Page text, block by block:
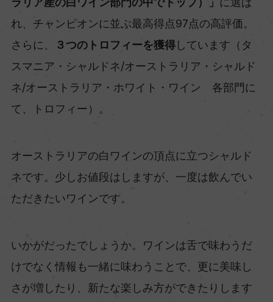
れ、チャンピオンに並ぶ最高得点97点の高評価。
さらに、
３つのトロフィーを獲得しています（タ
スマニア・シャルドネ/オーストラリア・シャルド
ネ/オーストラリア・ホワイト・ワイン 各部門に
て、トロフィー）。
オーストラリアの白ワインの頂点に立つシャルド
ネです。少しお値段はしますが、一度は飲んでい
ただきたいワインです。
いかがだったでしょうか。ワインは舌で味わうだ
けでなく情報も一緒に味わうことで、更に美味し
さが増したり、新たな楽しみ方ができたりします